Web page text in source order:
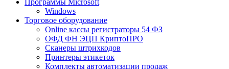
Программы Microsoft
Windows
Торговое оборудование
Online кассы регистраторы 54 ФЗ
ОФД ФН ЭЦП КриптоПРО
Сканеры штрихкодов
Принтеры этикеток
Комплекты автоматизации продаж